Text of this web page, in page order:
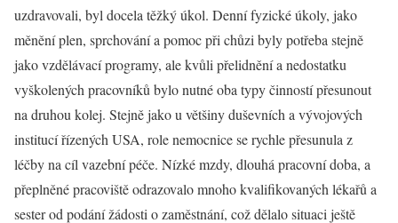
uzdravovali, byl docela těžký úkol. Denní fyzické úkoly, jako
měnění plen, sprchování a pomoc při chůzi byly potřeba stejně
jako vzdělávací programy, ale kvůli přelidnění a nedostatku
vyškolených pracovníků bylo nutné oba typy činností přesunout
na druhou kolej. Stejně jako u většiny duševních a vývojových
institucí řízených USA, role nemocnice se rychle přesunula z
léčby na cíl vazební péče. Nízké mzdy, dlouhá pracovní doba, a
přeplněné pracoviště odrazovalo mnoho kvalifikovaných lékařů a
sester od podání žádosti o zaměstnání, což dělalo situaci ještě